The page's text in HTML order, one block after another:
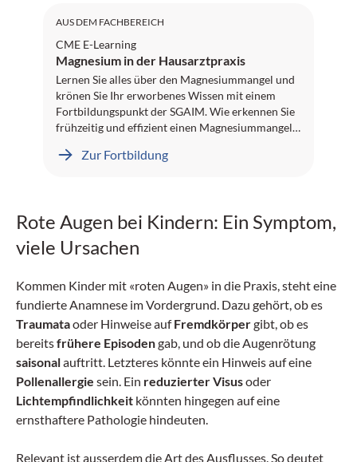
AUS DEM FACHBEREICH
CME E-Learning
Magnesium in der Hausarztpraxis
Lernen Sie alles über den Magnesiummangel und
krönen Sie Ihr erworbenes Wissen mit einem
Fortbildungspunkt der SGAIM. Wie erkennen Sie
frühzeitig und effizient einen Magnesiummangel?
Vorgehen empfehlen die Guidelines? Und welche
Dieses E-Learning-Projekt wurde von Professor
Dr. Klaus Kisters, Herne, peer-reviewed. Wir
wünschen Ihnen viel Erfolg!
Zur Fortbildung
Rote Augen bei Kindern: Ein Symptom,
viele Ursachen
Kommen Kinder mit «roten Augen» in die Praxis, steht eine
fundierte Anamnese im Vordergrund. Dazu gehört, ob es
Traumataoder Hinweise aufFremdkörpergibt, ob es
bereitsfrühere Episodengab, und ob die Augenrötung
saisonalauftritt. Letzteres könnte ein Hinweis auf eine
Pollenallergie sein. Ein reduzierter Visusoder
Lichtempfindlichkeit könnten hingegen auf eine
ernsthaftere Pathologie hindeuten.
Relevant ist ausserdem die Art des Ausflusses. So deutet